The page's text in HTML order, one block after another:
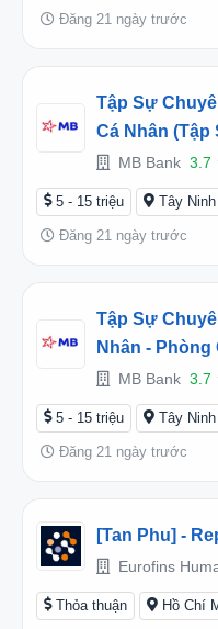
Đăng 21 ngày trước
Tập Sự
Cá Nhân (Tập
Phường Long
MB Bank 3.7
5 - 15 triệu Tây Ninh
Đăng 21 ngày trước
Tập Sự
Nhân -
Long An -
MB Bank 3.7
5 - 15 triệu Tây Ninh
Đăng 21 ngày trước
[Tan Phu] -
Eurofins
Thỏa thuận Hồ Chí